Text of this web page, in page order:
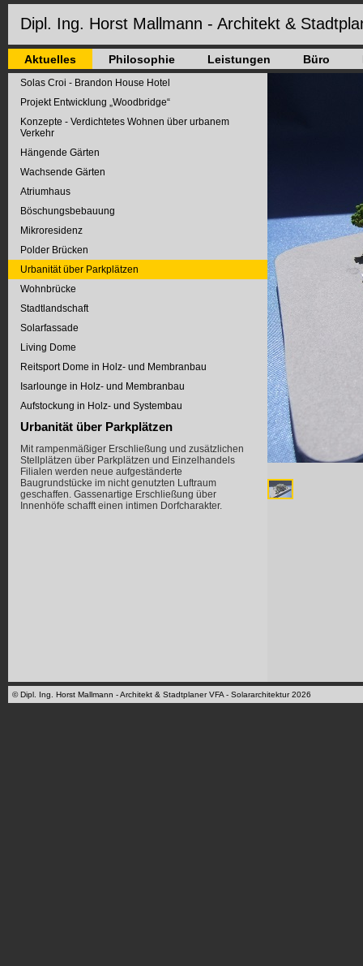
Dipl. Ing. Horst Mallmann - Architekt &
Solas Croi - Brandon House Hotel
Projekt Entwicklung „Woodbridge“
Konzepte - Verdichtetes Wohnen über urbanem
Verkehr
Hängende Gärten
Wachsende Gärten
Atriumhaus
Böschungsbebauung
Mikroresidenz
Polder Brücken
Urbanität über Parkplätzen
Wohnbrücke
Stadtlandschaft
Solarfassade
Living Dome
Reitsport Dome in Holz- und Membranbau
Isarlounge in Holz- und Membranbau
Aufstockung in Holz- und Systembau
Urbanität über Parkplätzen
Mit rampenmäßiger Erschließung und zusätzlichen
Stellplätzen über Parkplätzen und Einzelhandels
Filialen werden neue aufgeständerte
Baugrundstücke im nicht genutzten Luftraum
geschaffen. Gassenartige Erschließung über
Innenhöfe schafft einen intimen Dorfcharakter.
Aktuelles Philosophie Leistungen Büro
© Dipl. Ing. Horst Mallmann - Architekt & Stadtplaner VFA - Solararchitektur 2026